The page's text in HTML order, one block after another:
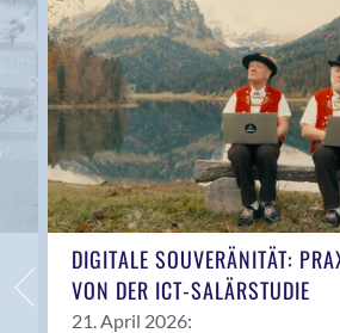
Anwil
Appenzell
Au SG
Baar
Baden
Balsthal
Balzers
Basel
Bassersdorf
Belp
DIGITALE SOUVERÄNITÄT:
VON DER ICT-SALÄRSTUDIE
21. April 2026: